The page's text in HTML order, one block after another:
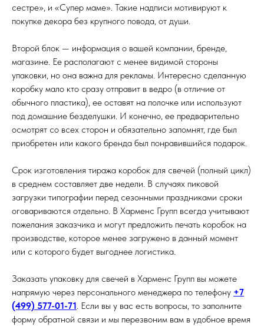
сестре», и «Супер маме». Такие надписи мотивируют к
покупке декора без крупного повода, от души.
Второй блок — информация о вашей компании, бренде,
магазине. Ее располагают с менее видимой стороны
упаковки, но она важна для рекламы. Интересно сделанную
коробку мало кто сразу отправит в ведро (в отличие от
обычного пластика), ее оставят на полочке или используют
под домашние безделушки. И конечно, ее предварительно
осмотрят со всех сторон и обязательно запомнят, где был
приобретен или какого бренда был понравившийся подарок.
Срок изготовления тиража коробок для свечей (полный цикл)
в среднем составляет две недели. В случаях пиковой
загрузки типографии перед сезонными праздниками сроки
оговариваются отдельно. В Харменс Групп всегда учитывают
пожелания заказчика и могут предложить печать коробок на
производстве, которое менее загружено в данный момент
или с которого будет выгоднее логистика.
Заказать упаковку для свечей в Харменс Групп вы можете
напрямую через персонального менеджера по телефону +7
(499) 577-01-71. Если вы у вас есть вопросы, то заполните
форму обратной связи и мы перезвоним вам в удобное время